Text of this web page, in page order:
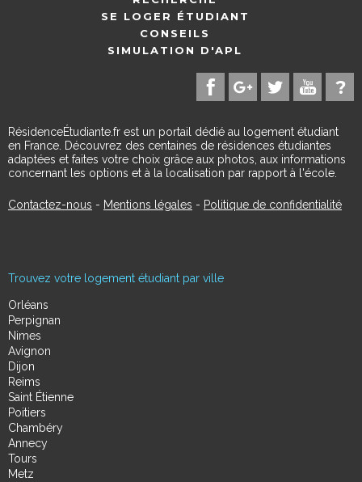
SE LOGER ÉTUDIANT
CONSEILS
SIMULATION D'APL
RésidenceÉtudiante.fr est un portail dédié au logement étudiant
en France. Découvrez des centaines de résidences étudiantes
adaptées et faites votre choix grâce aux photos, aux informations
concernant les options et à la localisation par rapport à l'école.
Contactez-nous - Mentions légales - Politique de confidentialité
Trouvez votre logement étudiant par ville
Orléans
Perpignan
Nimes
Avignon
Dijon
Reims
Saint Étienne
Poitiers
Chambéry
Annecy
Tours
Metz